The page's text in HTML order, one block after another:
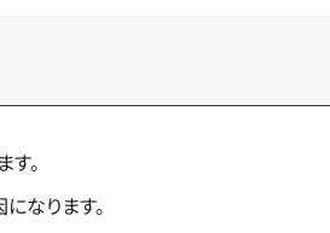
。
なります。